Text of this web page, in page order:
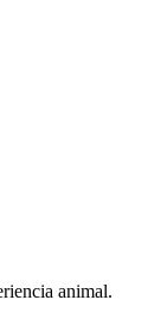
animal.